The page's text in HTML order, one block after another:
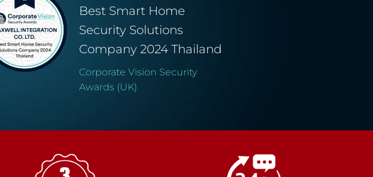
Best Smart Home
Security Solutions
Company 2024 Thailand
Corporate Vision Security
Awards (UK)